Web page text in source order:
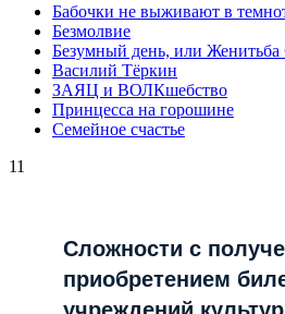
Бабочки не выживают в
Безмолвие
Безумный день, или
Василий Тёркин
ЗАЯЦ и ВОЛКшебство
Принцесса на горошине
Семейное счастье
11
Сложности с
приобретением